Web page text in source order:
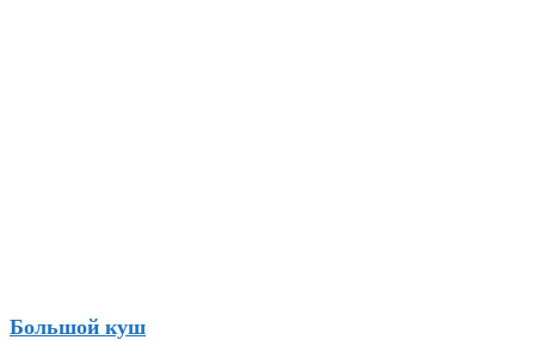
Большой куш